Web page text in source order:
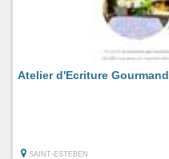
Atelier d'Ecriture Gourmand
SAINT-ESTEBEN